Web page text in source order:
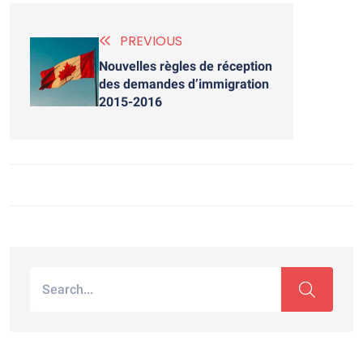
PREVIOUS
Nouvelles règles de réception
des demandes d’immigration
2015-2016